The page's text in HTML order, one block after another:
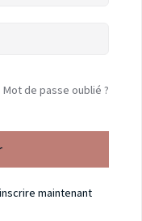
Mot de passe oublié ?
maintenant